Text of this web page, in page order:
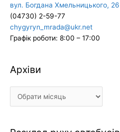
вул. Богдана Хмельницького, 26
(04730) 2-59-77
chygyryn_mrada@ukr.net
Графік роботи: 8:00 – 17:00
Архіви
Архіви